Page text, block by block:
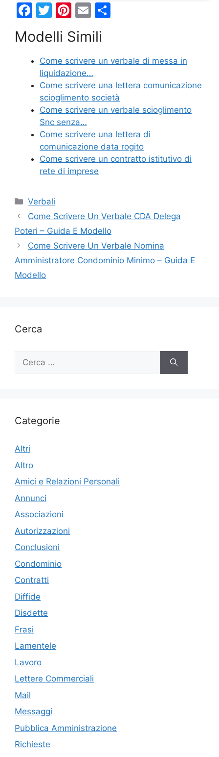
F
c
e
b
o
o
k
T
w
itt
er
Pi
nt
er
e
st
E
m
ai
l
di
di
Modelli Simili
Come scrivere un verbale di messa in
liquidazione…
Come scrivere una lettera comunicazione
scioglimento società
Come scrivere un verbale scioglimento
Snc senza…
Come scrivere una lettera di
comunicazione data rogito
Come scrivere un contratto istitutivo di
rete di imprese
Categorie
Verbali
Come Scrivere Un Verbale CDA Delega
Poteri​​ – Guida E Modello
Come Scrivere Un Verbale Nomina
Amministratore Condominio Minimo​​ – Guida E
Modello
Cerca
Ricerca
Categorie
Altri
Altro
Amici e Relazioni Personali
Annunci
Associazioni
Autorizzazioni
Conclusioni
Condominio
Contratti
Diffide
Disdette
Frasi
Lamentele
Lavoro
Lettere Commerciali
Mail
Messaggi
Pubblica Amministrazione
Richieste